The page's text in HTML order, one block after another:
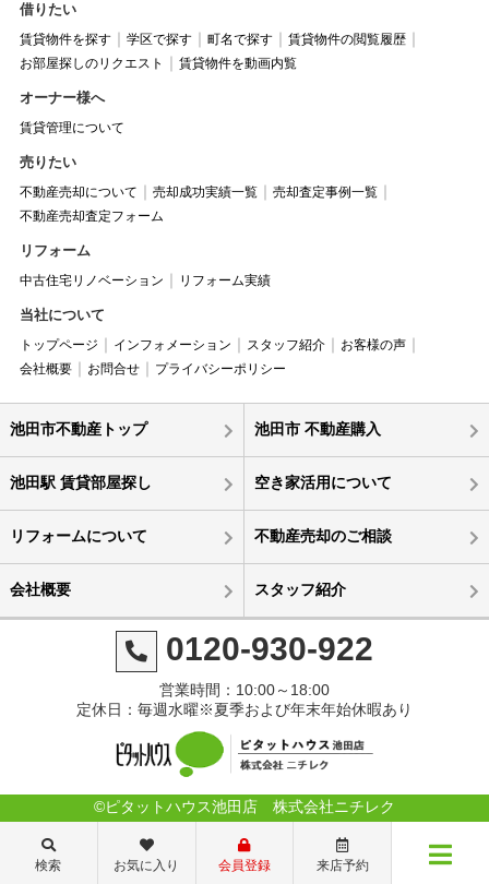
借りたい
賃貸物件を探す 学区で探す 町名で探す
賃貸物件の閲覧履歴
お部屋探しのリクエスト
賃貸物件を動画内覧
オーナー様へ
賃貸管理について
売りたい
不動産売却について 売却成功実績一覧
売却査定事例一覧
不動産売却査定フォーム
リフォーム
中古住宅リノベーション リフォーム実績
当社について
トップページ インフォメーション スタッフ紹介
お客様の声
会社概要
お問合せ プライバシーポリシー
池田市不動産トップ 池田市 不動産購入
池田駅 賃貸部屋探し 空き家活用について
リフォームについて 不動産売却のご相談
会社概要 スタッフ紹介
0120-930-922
営業時間：10:00～18:00
定休日：毎週水曜※夏季および年末年始休暇あり
©ピタットハウス池田店 株式会社ニチレク
検索 お気に入り 会員登録 来店予約